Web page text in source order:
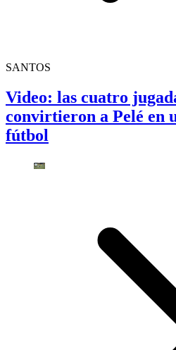
SANTOS
Video: las cuatro
convirtieron a Pelé en
fútbol